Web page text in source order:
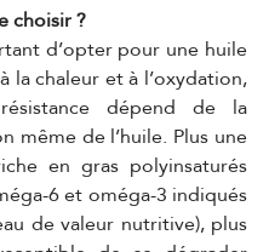
choisir ?
d’opter pour une huile
la chaleur et à l’oxydation,
dépend de la
même de l’huile. Plus une
en gras polyinsaturés
6 et oméga-3 indiqués
de valeur nutritive), plus